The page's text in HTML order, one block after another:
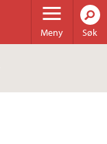
Meny Søk